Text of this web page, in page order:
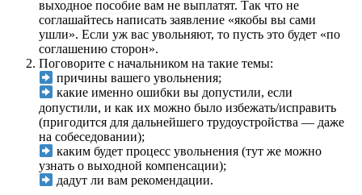
выходное пособие вам не выплатят. Так что не
соглашайтесь написать заявление «якобы вы сами
ушли». Если уж вас увольняют, то пусть это будет «по
соглашению сторон».
Поговорите с начальником на такие темы:
причины вашего увольнения;
какие именно ошибки вы допустили, если
допустили, и как их можно было избежать/исправить
(пригодится для дальнейшего трудоустройства — даже
на собеседовании);
каким будет процесс увольнения (тут же можно
узнать о выходной компенсации);
дадут ли вам рекомендации.